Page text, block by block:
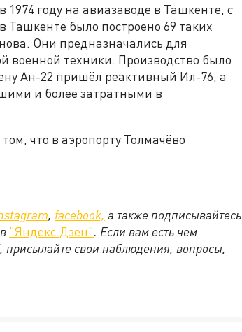
году на авиазаводе в Ташкенте, с
Ташкенте было построено 69 таких
Они предназначались для
военной техники. Производство было
Ан-22 пришёл реактивный Ил-76, а
и более затратными в
том, что в аэропорту Толмачёво
, facebook, а также подписывайтесь
"Яндекс.Дзен". Если вам есть чем
присылайте свои наблюдения, вопросы,